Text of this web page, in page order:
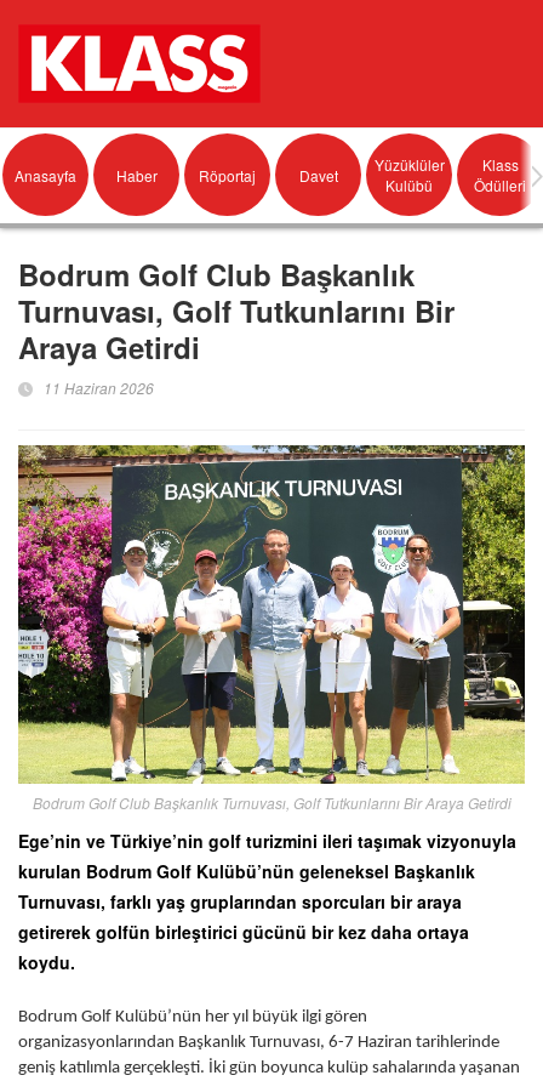
Anasayfa Haber Röportaj Davet
Yüzüklüler
Kulübü
Klass
Ödülleri
Bodrum Golf Club Başkanlık
Turnuvası, Golf Tutkunlarını Bir
Araya Getirdi
11 Haziran 2026
Bodrum Golf Club Başkanlık Turnuvası, Golf Tutkunlarını Bir Araya Getirdi
Ege’nin ve Türkiye’nin golf turizmini ileri taşımak vizyonuyla
kurulan Bodrum Golf Kulübü’nün geleneksel Başkanlık
Turnuvası, farklı yaş gruplarından sporcuları bir araya
getirerek golfün birleştirici gücünü bir kez daha ortaya
koydu.
Bodrum Golf Kulübü’nün her yıl büyük ilgi gören
organizasyonlarından Başkanlık Turnuvası, 6-7 Haziran tarihlerinde
geniş katılımla gerçekleşti. İki gün boyunca kulüp sahalarında yaşanan